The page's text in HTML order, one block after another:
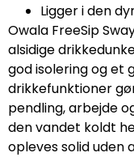
Ligger i den
Owala FreeSip
alsidige
god isolering og
drikkefunktioner
pendling, arbejde
den vandet koldt
opleves solid uden